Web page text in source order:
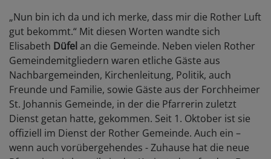
„Nun bin ich da und ich merke, dass mir die Rother Luft
gut bekommt.“ Mit diesen Worten wandte sich
Elisabeth Düfelan die Gemeinde. Neben vielen Rother
Gemeindemitgliedern waren etliche Gäste aus
Nachbargemeinden, Kirchenleitung, Politik, auch
Freunde und Familie, sowie Gäste aus der Forchheimer
St. Johannis Gemeinde, in der die Pfarrerin zuletzt
Dienst getan hatte, gekommen. Seit 1. Oktober ist sie
offiziell im Dienst der Rother Gemeinde. Auch ein –
wenn auch vorübergehendes - Zuhause hat die neue